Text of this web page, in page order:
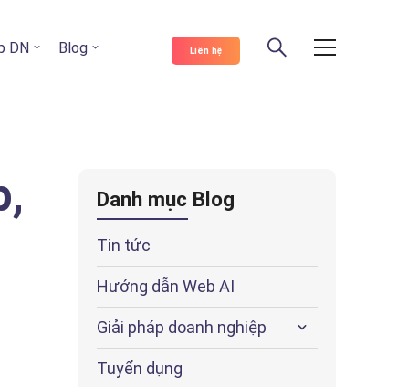
DN Blog Liên hệ
Danh mục Blog
Tin tức
Hướng dẫn Web AI
Giải pháp doanh nghiệp
Tuyển dụng